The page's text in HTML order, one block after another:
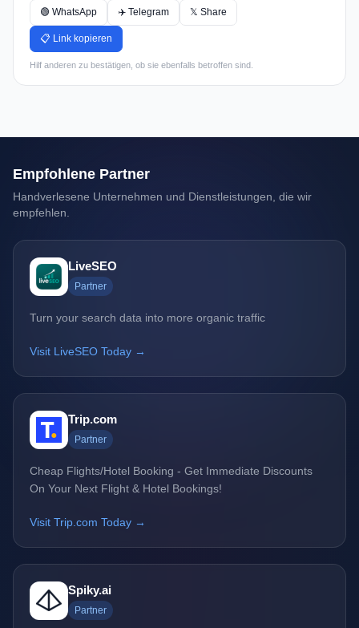
🟢 WhatsApp ✈️ Telegram 𝕏 Share
📋 Link kopieren
Hilf anderen zu bestätigen, ob sie ebenfalls betroffen sind.
Empfohlene Partner
Handverlesene Unternehmen und Dienstleistungen, die wir
empfehlen.
LiveSEO
Partner
Turn your search data into more organic traffic
Visit LiveSEO Today →
Trip.com
Partner
Cheap Flights/Hotel Booking - Get Immediate Discounts
On Your Next Flight & Hotel Bookings!
Visit Trip.com Today →
Spiky.ai
Partner